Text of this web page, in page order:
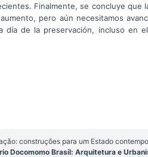
Finalmente, se concluye que
pero aún necesitamos
de la preservación, incluso en
construções para um Estado
Docomomo Brasil: Arquitetura e